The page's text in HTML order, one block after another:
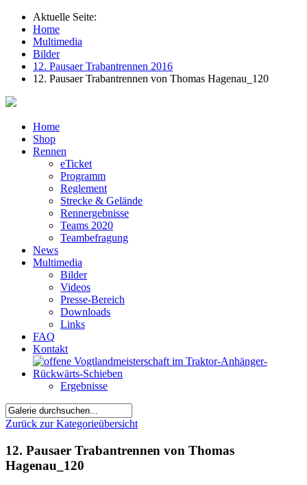
Aktuelle Seite:
Home
Multimedia
Bilder
12. Pausaer Trabantrennen 2016
12. Pausaer Trabantrennen von Thomas Hagenau_120
Home
Shop
Rennen
eTicket
Programm
Reglement
Strecke & Gelände
Rennergebnisse
Teams 2020
Teambefragung
News
Multimedia
Bilder
Videos
Presse-Bereich
Downloads
Links
FAQ
Kontakt
Ergebnisse
Zurück zur Kategorieübersicht
12. Pausaer Trabantrennen von Thomas
Hagenau_120